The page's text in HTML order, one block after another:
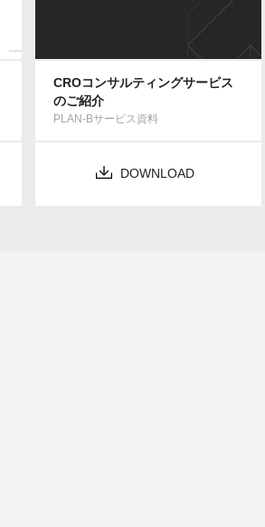
CROコンサルティングサービス
のご紹介
PLAN-Bサービス資料
DOWNLOAD